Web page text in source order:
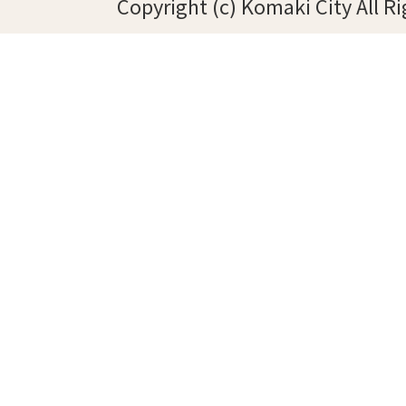
Copyright (c) Komaki City All